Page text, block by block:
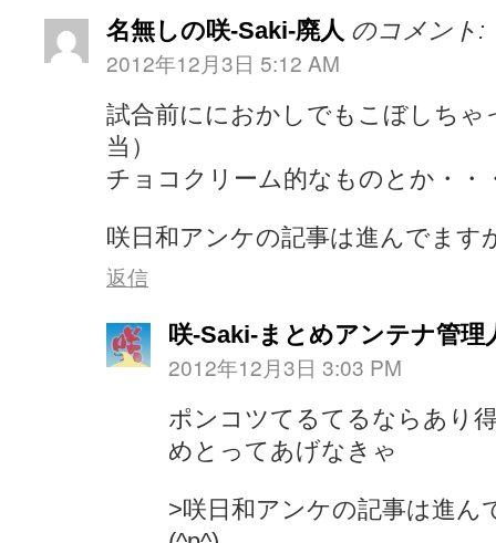
名無しの咲-Saki-廃人 のコメント:
2012年12月3日 5:12 AM
試合前ににおかしでもこぼしちゃ
当）
チョコクリーム的なものとか・・
咲日和アンケの記事は進んでます
返信
咲-Saki-まとめアンテナ管理
2012年12月3日 3:03 PM
ポンコツてるてるならあり
めとってあげなきゃ
>咲日和アンケの記事は進ん